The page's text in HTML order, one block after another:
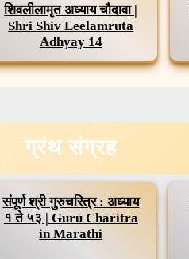
शिवलीलामृत अध्याय चौदावा |
Shri Shiv Leelamruta
Adhyay 14
ग्रंथसंग्रह
संपूर्ण श्री गुरुचरित्र : अध्याय
१ ते ५३ | Guru Charitra
in Marathi